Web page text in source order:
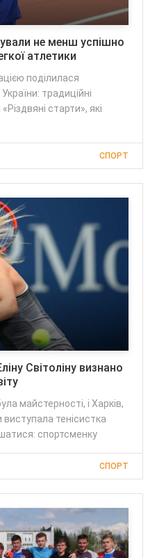
не менш успішно
атлетики
поділилася
традиційні
старти», які
СПОРТ
Світоліну визнано
майстерності, і Харків,
виступала тенісистка
спортсменку
СПОРТ